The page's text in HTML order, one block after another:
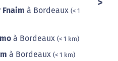
à Bordeaux (< 1
à Bordeaux (< 1 km)
à Bordeaux (< 1 km)